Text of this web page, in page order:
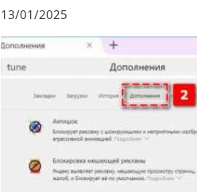
13/01/2025